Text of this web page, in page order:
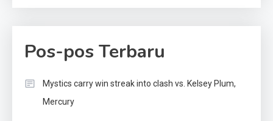
Pos-pos Terbaru
Mystics carry win streak into clash vs. Kelsey Plum,
Mercury